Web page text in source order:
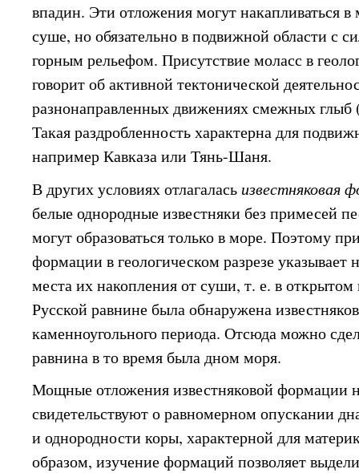
впадин. Эти отложения могут накапливаться
суше, но обязательно в подвижной области с
горным рельефом. Присутствие моласс в
говорит об активной тектонической
разнонаправленных движениях смежных глыб
Такая раздробленность характерна для
например Кавказа или Тянь-Шаня.
В других условиях отлагалась известняковая
белые однородные известняки без примесей
могут образоваться только в море. Поэтому
формации в геологическом разрезе
места их накопления от суши, т. е. в
Русской равнине была обнаружена
каменноугольного периода. Отсюда можно
равнина в то время была дном моря.
Мощные отложения известняковой формации
свидетельствуют о равномерном опускании
и однородности коры, характерной для
образом, изучение формаций позволяет